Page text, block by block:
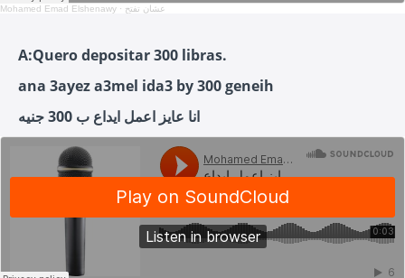
Mohamed Emad Elshenawy · عشان تفتح
A:Quero depositar 300 libras.
ana 3ayez a3mel ida3 by 300 geneih
انا عايز اعمل ايداع ب 300 جنيه